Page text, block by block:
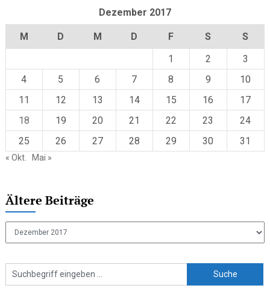
Dezember 2017
M D M D F S
S
1
2
3
4
5 6 7 8 9
10
11
12 13 14 15 16
17
18
19 20 21 22 23
24
25
26 27 28 29 30 31
« Okt. Mai »
Ältere Beiträge